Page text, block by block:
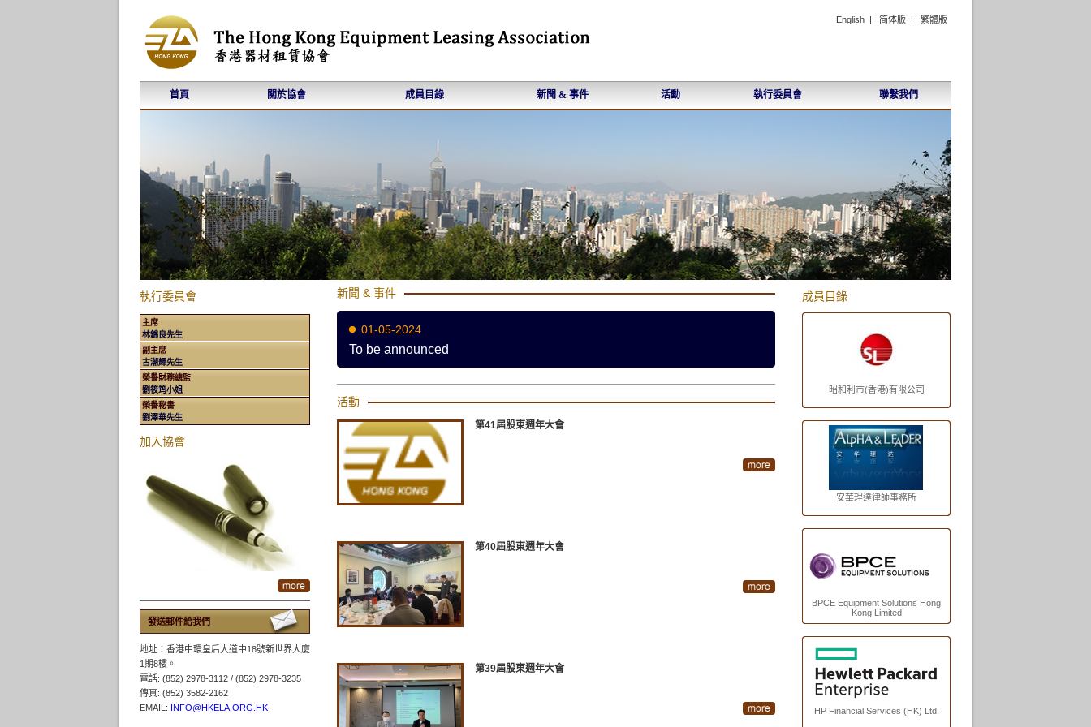
English | 简体版 | 繁體版
首頁 關於協會 成員目錄 新聞 & 事件 活動 執行委員會 聯繫我們
執行委員會
主席
林錦良先生
副主席
古潮輝先生
榮譽財務總監
劉筱筠小姐
榮譽秘書
劉澤華先生
加入協會
發送郵件給我們
地址：香港中環皇后大道中18號新世界大廈
1期8樓。
電話: (852) 2978-3112 / (852) 2978-3235
傳真: (852) 3582-2162
EMAIL: INFO@HKELA.ORG.HK
新聞 & 事件
01-05-2024
To be announced
活動
第41屆股東週年大會
第40屆股東週年大會
第39屆股東週年大會
成員目錄
昭和利市(香港)有限公司
安華理達律師事務所
BPCE Equipment Solutions Hong
Kong Limited
HP Financial Services (HK) Ltd.